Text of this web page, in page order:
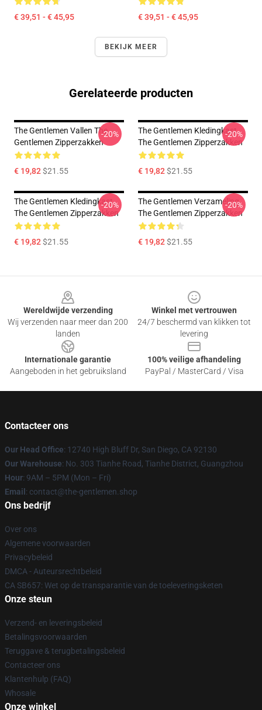
€ 39,51 - € 45,95 € 39,51 - € 45,95
BEKIJK MEER
Gerelateerde producten
The Gentlemen Vallen The
Gentlemen Zipperzakken
€ 19,82$21.55
-20%
The Gentlemen Kledingkast
The Gentlemen Zipperzakken
€ 19,82$21.55
-20%
The Gentlemen Kledingkast
The Gentlemen Zipperzakken
€ 19,82$21.55
-20%
The Gentlemen Verzameling
The Gentlemen Zipperzakken
€ 19,82$21.55
-20%
Wereldwijde verzending
Wij verzenden naar meer dan 200
landen
Winkel met vertrouwen
24/7 beschermd van klikken tot
levering
Internationale garantie
Aangeboden in het gebruiksland
100% veilige afhandeling
PayPal / MasterCard / Visa
Contacteer ons
Our Head Office: 12740 High Bluff Dr, San Diego, CA 92130
Our Warehouse: No. 303 Tianhe Road, Tianhe District, Guangzhou
Hour: 9AM – 5PM (Mon – Fri)
Email : contact@the-gentlemen.shop
Ons bedrijf
Over ons
Algemene voorwaarden
Privacybeleid
DMCA - Auteursrechtbeleid
CA SB657: Wet op de transparantie van de toeleveringsketen
Onze steun
Verzend- en leveringsbeleid
Betalingsvoorwaarden
Teruggave & terugbetalingsbeleid
Contacteer ons
Klantenhulp (FAQ)
Whosale
Onze winkel